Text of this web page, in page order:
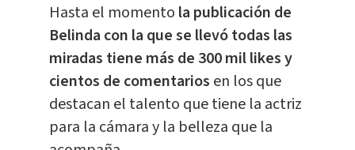
Hasta el momento la publicación de
Belinda con la que se llevó todas las
miradas tiene más de 300 mil likes y
cientos de comentarios en los que
destacan el talento que tiene la actriz
para la cámara y la belleza que la